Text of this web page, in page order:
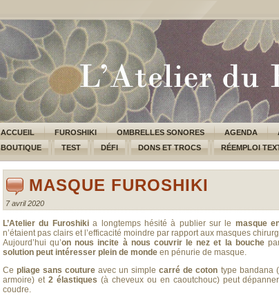
ACCUEIL FUROSHIKI OMBRELLES SONORES AGENDA
BOUTIQUE
TEST DÉFI DONS ET TROCS RÉEMPLOI
MASQUE FUROSHIKI
7 avril 2020
L’Atelier du Furoshikia longtemps hésité à publier sur le masque
n’étaient pas clairs et l’efficacité moindre par rapport aux masques
Aujourd’hui qu’on nous incite à nous couvrir le nez et la bouche
solution peut intéresser plein de monde en pénurie de masque.
Cepliage sans couture avec un simplecarré de coton type bandana
armoire) et 2 élastiques (à cheveux ou en caoutchouc) peut
coudre.